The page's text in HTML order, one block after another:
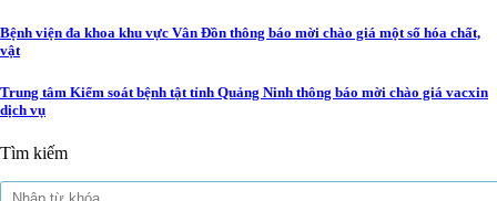
Bệnh viện đa khoa khu vực Vân Đồn thông báo mời chào giá một số hóa chất,
vật
Trung tâm Kiểm soát bệnh tật tỉnh Quảng Ninh thông báo mời chào giá vacxin
dịch vụ
Tìm kiếm